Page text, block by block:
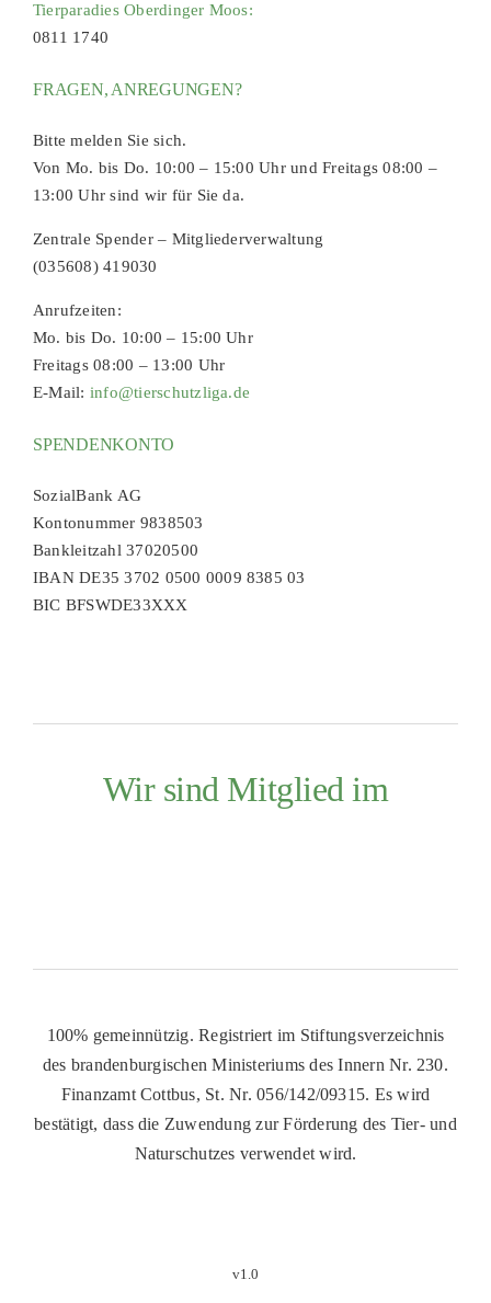
Tierparadies Oberdinger Moos:
0811 1740
FRAGEN, ANREGUNGEN?
Bitte melden Sie sich.
Von Mo. bis Do. 10:00 – 15:00 Uhr und Freitags 08:00 –
13:00 Uhr sind wir für Sie da.
Zentrale Spender – Mitgliederverwaltung
(035608) 419030
Anrufzeiten:
Mo. bis Do. 10:00 – 15:00 Uhr
Freitags 08:00 – 13:00 Uhr
E-Mail: info@tierschutzliga.de
SPENDENKONTO
SozialBank AG
Kontonummer 9838503
Bankleitzahl 37020500
IBAN DE35 3702 0500 0009 8385 03
BIC BFSWDE33XXX
Wir sind Mitglied im
100% gemeinnützig. Registriert im Stiftungsverzeichnis
des brandenburgischen Ministeriums des Innern Nr. 230.
Finanzamt Cottbus, St. Nr. 056/142/09315. Es wird
bestätigt, dass die Zuwendung zur Förderung des Tier- und
Naturschutzes verwendet wird.
v1.0